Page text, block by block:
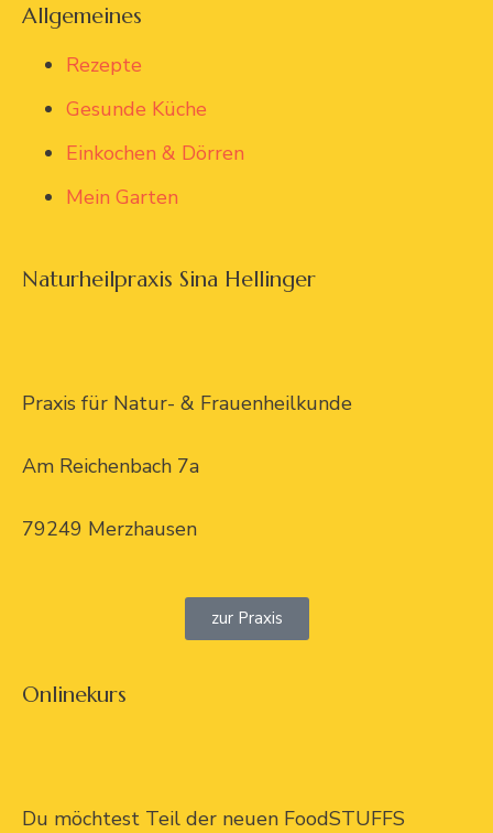
Allgemeines
Rezepte
Gesunde Küche
Einkochen & Dörren
Mein Garten
Naturheilpraxis Sina Hellinger
Praxis für Natur- & Frauenheilkunde
Am Reichenbach 7a
79249 Merzhausen
zur Praxis
Onlinekurs
Du möchtest Teil der neuen FoodSTUFFS